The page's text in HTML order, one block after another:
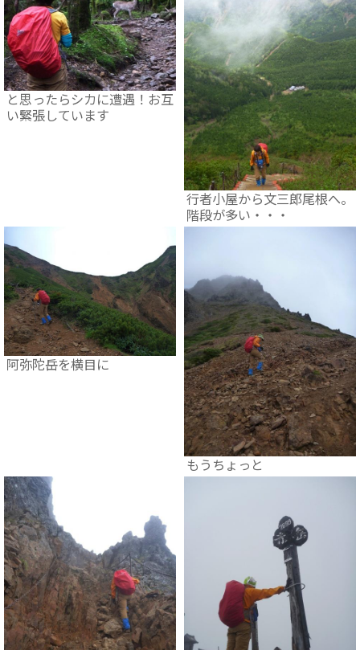
と思ったらシカに遭遇！お互
い緊張しています
行者小屋から文三郎尾根へ。
階段が多い・・・
阿弥陀岳を横目に
もうちょっと